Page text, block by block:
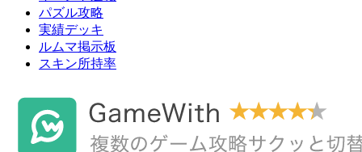
パズル攻略
実績デッキ
ルムマ掲示板
スキン所持率